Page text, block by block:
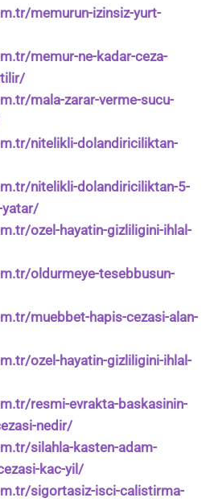
memurun-izinsiz-yurt-
memur-ne-kadar-ceza-
mala-zarar-verme-sucu-
nitelikli-dolandiriciliktan-
nitelikli-dolandiriciliktan-5-
yatar/
ozel-hayatin-gizliligini-ihlal-
oldurmeye-tesebbusun-
muebbet-hapis-cezasi-alan-
ozel-hayatin-gizliligini-ihlal-
resmi-evrakta-baskasinin-
nedir/
silahla-kasten-adam-
kac-yil/
sigortasiz-isci-calistirma-